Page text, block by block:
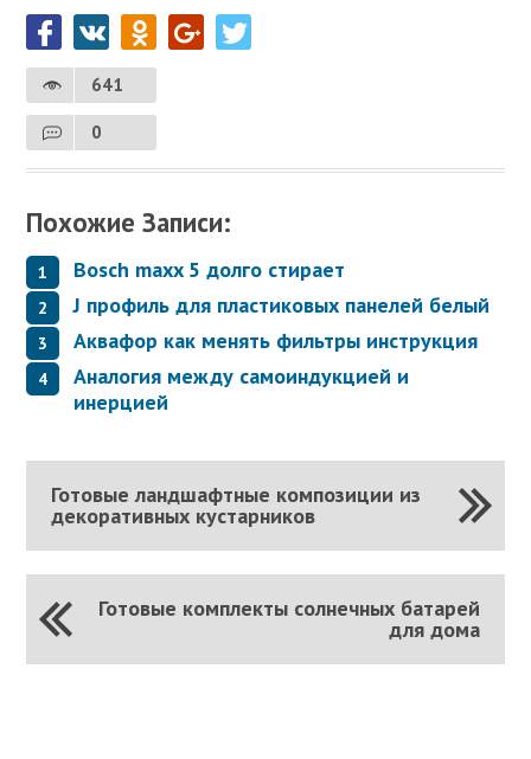
641
0
Похожие Записи:
Bosch maxx 5 долго стирает
J профиль для пластиковых панелей белый
Аквафор как менять фильтры инструкция
Аналогия между самоиндукцией и
инерцией
Готовые ландшафтные композиции из
декоративных кустарников
Готовые комплекты солнечных батарей
для дома